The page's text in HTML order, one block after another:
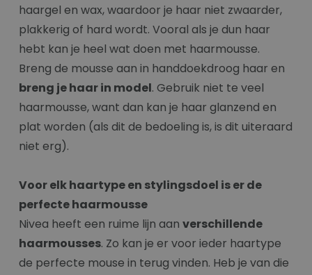
haargel en wax, waardoor je haar niet zwaarder,
plakkerig of hard wordt. Vooral als je dun haar
hebt kan je heel wat doen met haarmousse.
Breng de mousse aan in handdoekdroog haar en
breng je haar in model. Gebruik niet te veel
haarmousse, want dan kan je haar glanzend en
plat worden (als dit de bedoeling is, is dit uiteraard
niet erg).
Voor elk haartype en stylingsdoel is er de
perfecte haarmousse
Nivea heeft een ruime lijn aan verschillende
haarmousses. Zo kan je er voor ieder haartype
de perfecte mouse in terug vinden. Heb je van die